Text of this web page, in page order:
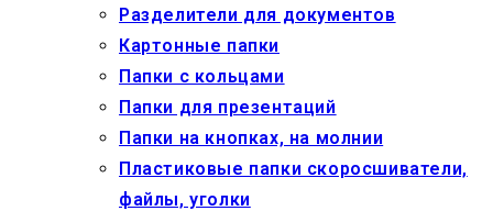
Разделители для документов
Картонные папки
Папки с кольцами
Папки для презентаций
Папки на кнопках, на молнии
Пластиковые папки скоросшиватели,
файлы, уголки